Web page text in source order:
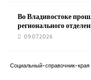
Во Владивостоке
регионального
09.07.2026
Социальный-справочник-края